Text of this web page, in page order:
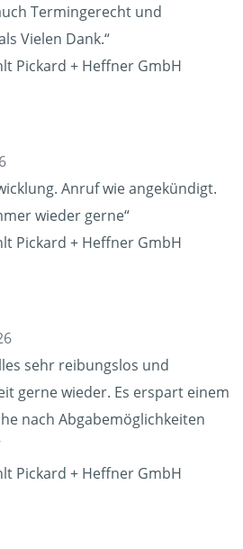
Termingerecht und
Vielen Dank.“
Pickard + Heffner GmbH
Anruf wie angekündigt.
wieder gerne“
Pickard + Heffner GmbH
sehr reibungslos und
gerne wieder. Es erspart einem
nach Abgabemöglichkeiten
Pickard + Heffner GmbH